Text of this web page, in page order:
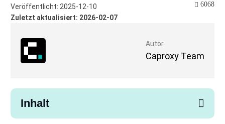
Autor
Caproxy Team
Veröffentlicht: 2025-12-10
Zuletzt aktualisiert: 2026-02-07
6068
Inhalt